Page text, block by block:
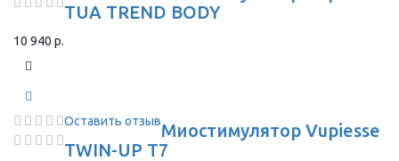
TUA TREND BODY
10 940 р.
Оставить отзывМиостимулятор Vupiesse
TWIN-UP T7